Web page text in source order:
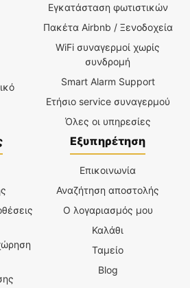
Εγκατάσταση φωτιστικών
Πακέτα Airbnb / Ξενοδοχεία
WiFi συναγερμοί χωρίς
συνδρομή
Smart Alarm Support
Ετήσιο service συναγερμού
Όλες οι υπηρεσίες
Εξυπηρέτηση
Επικοινωνία
Αναζήτηση αποστολής
Ο λογαριασμός μου
Καλάθι
Ταμείο
Blog